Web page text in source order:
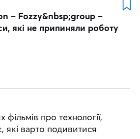
– Fozzy&nbsp;group –
які не припиняли роботу
про технології,
які варто подивитися